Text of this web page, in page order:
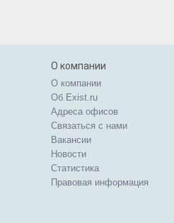
О компании
О компании
Об Exist.ru
Адреса офисов
Связаться с нами
Вакансии
Новости
Статистика
Правовая информация